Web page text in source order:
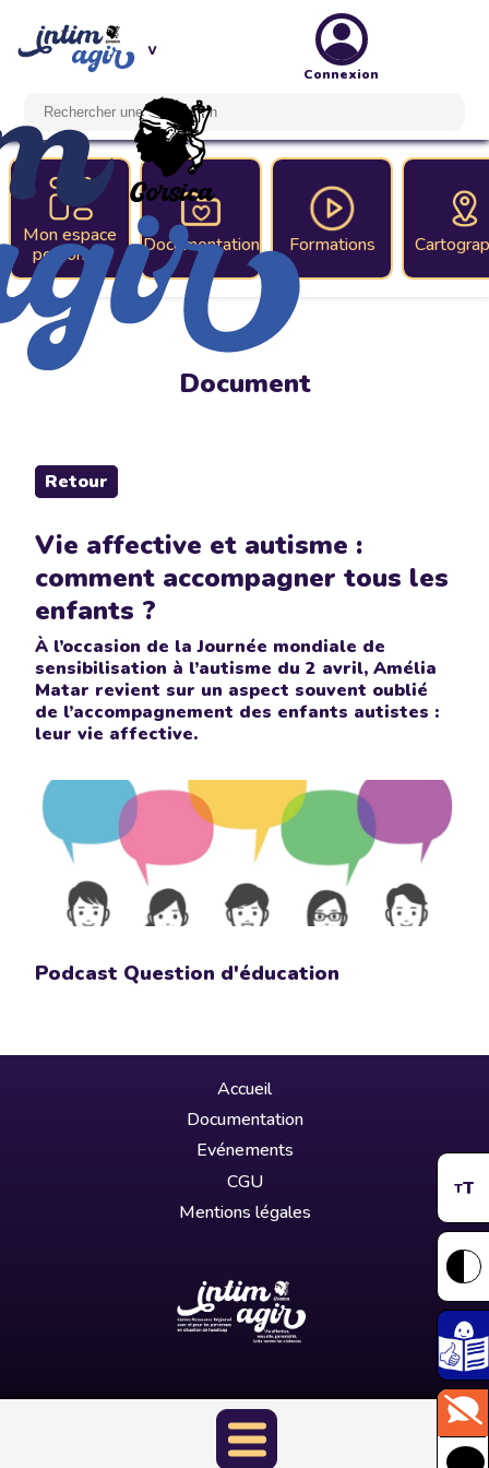
TT
Connexion
Mon espace
personnel
Documentation Formations
Document
Retour
Vie affective et autisme :
comment accompagner tous les
enfants ?
À l’occasion de la Journée mondiale de
sensibilisation à l’autisme du 2 avril, Amélia
Matar revient sur un aspect souvent oublié
de l’accompagnement des enfants autistes :
leur vie affective.
Podcast Question d'éducation
Accueil
Documentation
Evénements
CGU
Mentions légales